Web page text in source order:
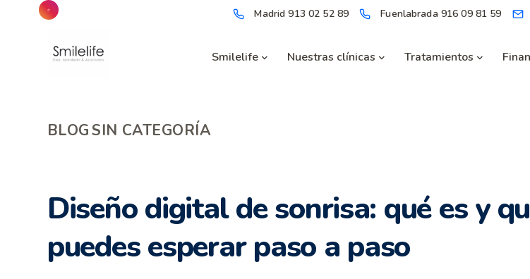
Madrid913 02 52 89 Fuenlabrada 916 09 81 59
Smilelife Nuestras clínicas Tratamientos
BLOGSIN CATEGORÍA
Diseño digital de sonrisa: qué es y
puedes esperar paso a paso